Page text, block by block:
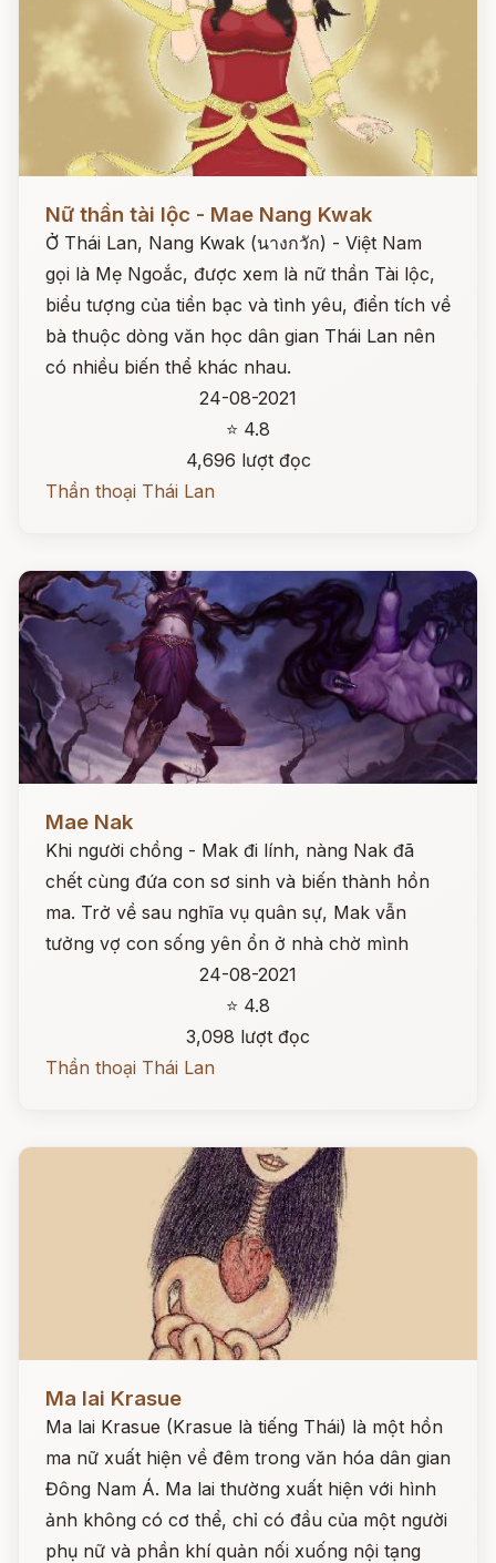
Nữ thần tài lộc - Mae Nang Kwak
Ở Thái Lan, Nang Kwak (นางกวัก) - Việt Nam
gọi là Mẹ Ngoắc, được xem là nữ thần Tài lộc,
biểu tượng của tiền bạc và tình yêu, điển tích về
bà thuộc dòng văn học dân gian Thái Lan nên
có nhiều biến thể khác nhau.
24-08-2021
⭐ 4.8
4,696 lượt đọc
Thần thoại Thái Lan
Mae Nak
Khi người chồng - Mak đi lính, nàng Nak đã
chết cùng đứa con sơ sinh và biến thành hồn
ma. Trở về sau nghĩa vụ quân sự, Mak vẫn
tưởng vợ con sống yên ổn ở nhà chờ mình
24-08-2021
⭐ 4.8
3,098 lượt đọc
Thần thoại Thái Lan
Ma lai Krasue
Ma lai Krasue (Krasue là tiếng Thái) là một hồn
ma nữ xuất hiện về đêm trong văn hóa dân gian
Đông Nam Á. Ma lai thường xuất hiện với hình
ảnh không có cơ thể, chỉ có đầu của một người
phụ nữ và phần khí quản nối xuống nội tạng